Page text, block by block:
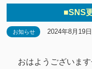
■SNS
お知らせ 2024年8月19日
おはようございま